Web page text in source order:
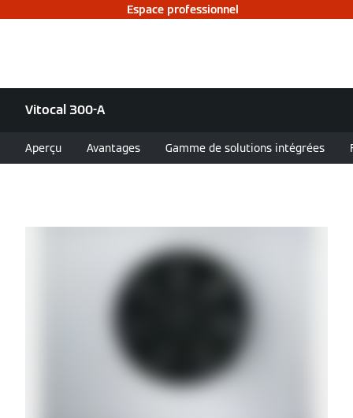
Espace professionnel
Vitocal 300-A
Aperçu Avantages Gamme de solutions intégrées